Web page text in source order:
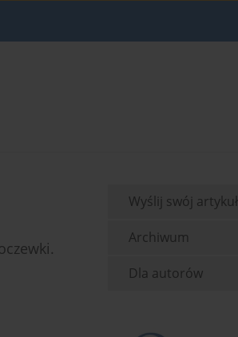
Wyślij swój artykuł
Archiwum
Dla autorów